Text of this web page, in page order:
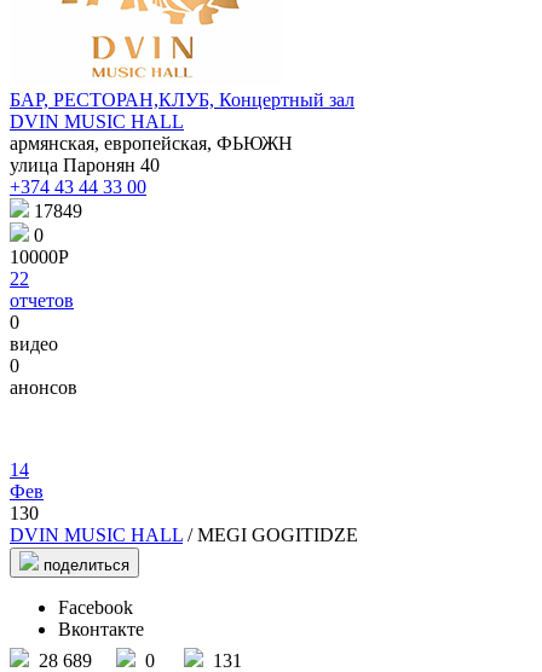
БАР, РЕСТОРАН,КЛУБ, Концертный зал
DVIN MUSIC HALL
армянская, европейская, ФЬЮЖН
улица Паронян 40
+374 43 44 33 00
17849
0
10000Р
22
отчетов
0
видео
0
анонсов
14
Фев
130
DVIN MUSIC HALL / MEGI GOGITIDZE
поделиться
Facebook
Вконтакте
28 689
0 131